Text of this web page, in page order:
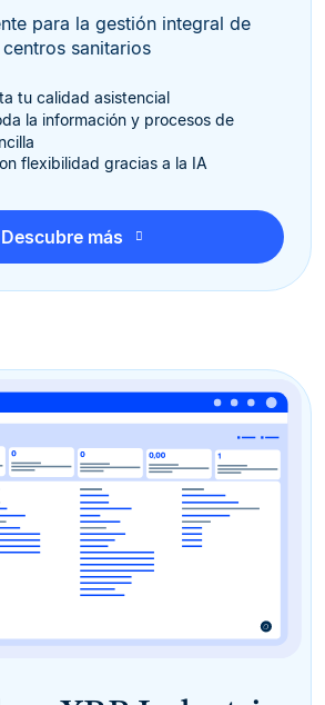
para la gestión integral de
centros sanitarios
tu calidad asistencial
la información y procesos de
flexibilidad gracias a la IA
Descubre más